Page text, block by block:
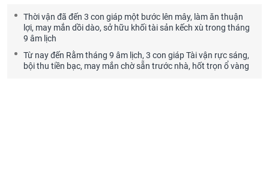
Thời vận đã đến 3 con giáp một bước lên mây, làm ăn thuận
lợi, may mắn dồi dào, sở hữu khối tài sản kếch xù trong tháng
9 âm lịch
Từ nay đến Rằm tháng 9 âm lịch, 3 con giáp Tài vận rực sáng,
bội thu tiền bạc, may mắn chờ sẵn trước nhà, hốt trọn ổ vàng